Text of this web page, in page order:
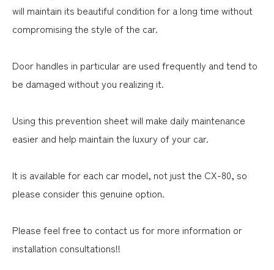
will maintain its beautiful condition for a long time without
compromising the style of the car.
Door handles in particular are used frequently and tend to
be damaged without you realizing it.
Using this prevention sheet will make daily maintenance
easier and help maintain the luxury of your car.
It is available for each car model, not just the CX-80, so
please consider this genuine option.
Please feel free to contact us for more information or
installation consultations!!